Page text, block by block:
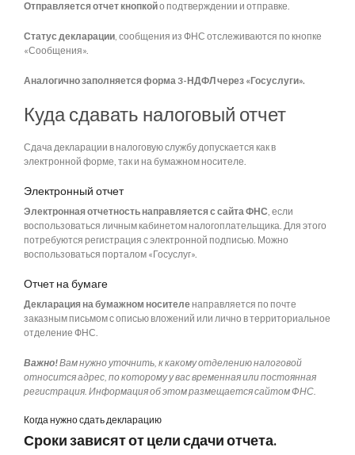
Отправляется отчет кнопкойо подтверждении и отправке.
Статус декларации , сообщения из ФНС отслеживаются по кнопке
«Сообщения».
Аналогично заполняется форма 3-НДФЛ через «Госуслуги».
Куда сдавать налоговый отчет
Сдача декларации в налоговую службу допускается как в
электронной форме, так и на бумажном носителе.
Электронный отчет
Электронная отчетность направляется с сайта ФНС , если
воспользоваться личным кабинетом налогоплательщика. Для этого
потребуются регистрация с электронной подписью. Можно
воспользоваться порталом «Госуслуг».
Отчет на бумаге
Декларация на бумажном носителе направляется по почте
заказным письмом с описью вложений или лично в территориальное
отделение ФНС.
Важно!Вам нужно уточнить, к какому отделению налоговой
относится адрес, по которому у вас временная или постоянная
регистрация. Информация об этом размещается сайтом ФНС.
Когда нужно сдать декларацию
Сроки зависят от цели сдачи отчета.